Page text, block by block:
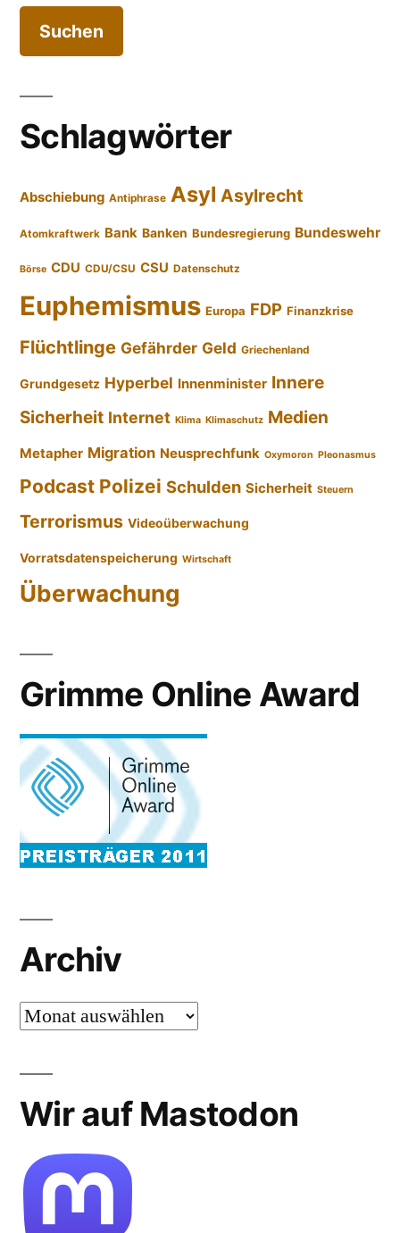
Schlagwörter
Abschiebung Antiphrase Asyl Asylrecht
Atomkraftwerk Bank Banken Bundesregierung Bundeswehr
Börse CDU CDU/CSU CSU Datenschutz
Euphemismus Europa FDP Finanzkrise
Flüchtlinge Gefährder Geld Griechenland
Grundgesetz Hyperbel Innenminister Innere
Sicherheit Internet Klima Klimaschutz Medien
Metapher Migration Neusprechfunk Oxymoron Pleonasmus
Podcast Polizei Schulden Sicherheit Steuern
Terrorismus Videoüberwachung
Vorratsdatenspeicherung Wirtschaft
Überwachung
Grimme Online Award
Archiv
Archiv
Wir auf Mastodon